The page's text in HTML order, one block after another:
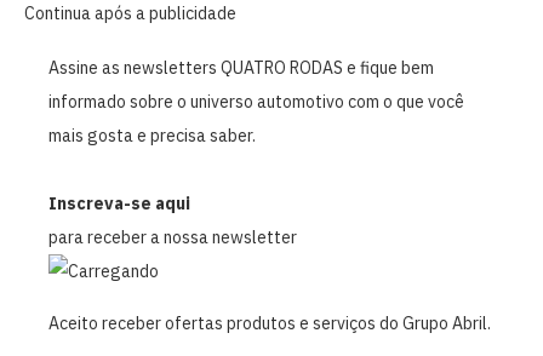
Continua após a publicidade
Assine as newsletters QUATRO RODAS e fique bem
informado sobre o universo automotivo com o que você
mais gosta e precisa saber.
Inscreva-se aqui
para receber a nossa newsletter
Aceito receber ofertas produtos e serviços do Grupo Abril.